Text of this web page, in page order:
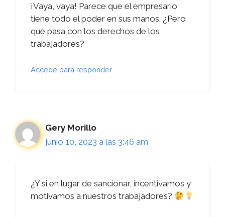
¡Vaya, vaya! Parece que el empresario
tiene todo el poder en sus manos. ¿Pero
qué pasa con los derechos de los
trabajadores?
Accede para responder
Gery Morillo
junio 10, 2023 a las 3:46 am
¿Y si en lugar de sancionar, incentivamos y
motivamos a nuestros trabajadores?